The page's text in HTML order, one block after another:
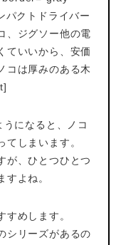
パクトドライバー
、ジグソー他の電
ていいから、安価
コは厚みのある木
になると、ノコ
しまいます。
が、ひとつひとつ
よね。
めします。
シリーズがあるの